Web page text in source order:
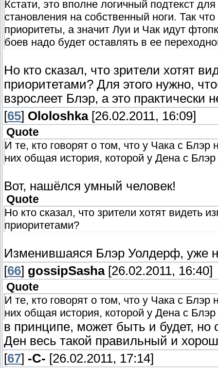
Кстати, это вполне логичный подтекст
становления на собственный ноги. Так
приоритеты, а значит Луи и Чак идут
боев надо будет оставлять в ее
Но кто сказал, что зрители хотят
приоритетами? Для этого нужно,
взрослеет Блэр, а это практически
[65] Ololoshka[26.02.2011, 16:09]
Quote
И те, кто говорят о том, что у Чака с
них общая история, которой у Дена с Блэр
Вот, нашёлся умный человек!
Quote
Но кто сказал, что зрители хотят
приоритетами?
Изменившаяся Блэр Уолдерф, уже
[66] gossipSasha[26.02.2011, 16:40]
Quote
И те, кто говорят о том, что у Чака с
них общая история, которой у Дена с Блэр
в принципе, может быть и будет, но
Ден весь такой правильный и
[67] -C- [26.02.2011, 17:14]